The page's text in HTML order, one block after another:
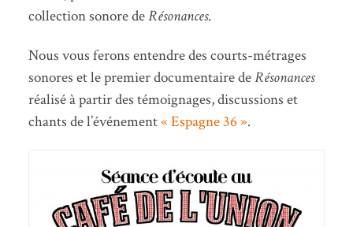
collection sonore deRésonances.
Nous vous ferons entendre des courts-métrages
sonores et le premier documentaire deRésonances
réalisé à partir des témoignages, discussions et
chants de l’événement« Espagne 36 ».